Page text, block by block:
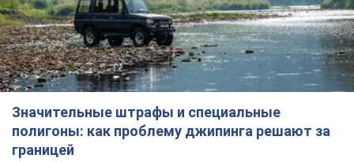
Значительные штрафы и специальные
полигоны: как проблему джипинга решают за
границей